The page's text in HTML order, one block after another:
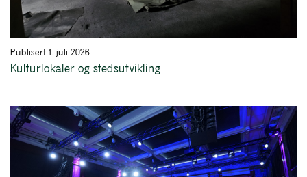
Publisert 1. juli 2026
Kulturlokaler og stedsutvikling